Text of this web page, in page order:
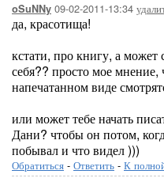
oSuNNy 09-02-2011-13:34
да, красотища!
кстати, про книгу, а может
себя?? просто мое
напечатанном виде
или может тебе начать
Дани? чтобы он потом,
побывал и что видел )))
Обратиться - Ответить - К